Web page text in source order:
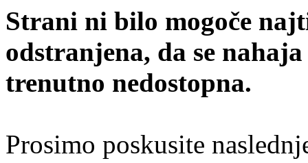
Strani ni bilo mogoče
odstranjena, da se
trenutno nedostopna.
Prosimo poskusite